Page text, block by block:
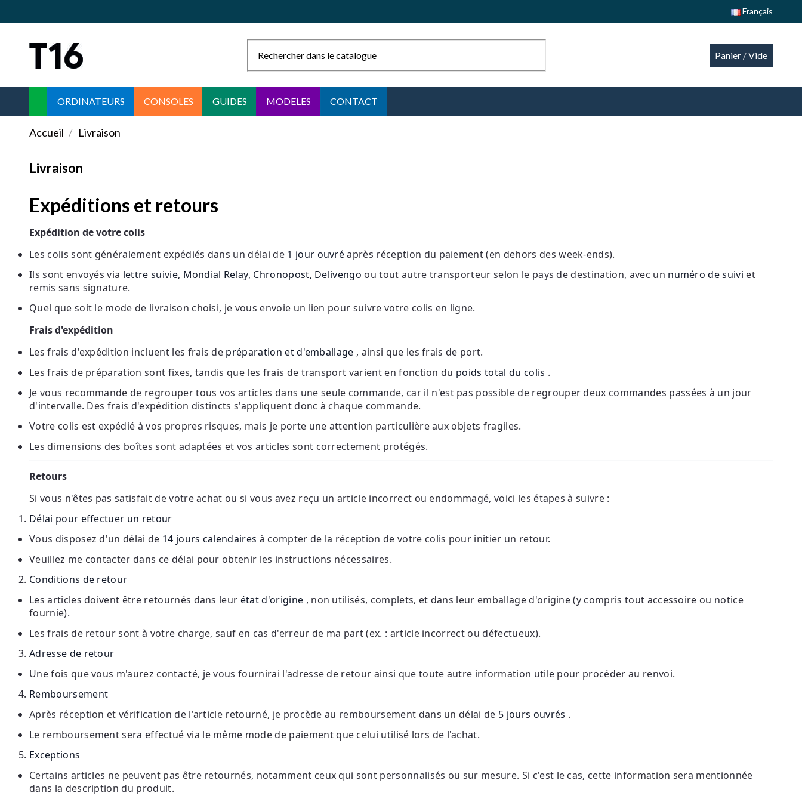
Français
Panier /Vide
ORDINATEURS CONSOLES GUIDES MODELES CONTACT
Accueil Livraison
Livraison
Expéditions et retours
Expédition de votre colis
Les colis sont généralement expédiés dans un délai de 1 jour ouvréaprès réception du paiement (en dehors des week-ends).
Ils sont envoyés via lettre suivie, Mondial Relay, Chronopost, Delivengo ou tout autre transporteur selon le pays de destination, avec un numéro de suivi et
remis sans signature.
Quel que soit le mode de livraison choisi, je vous envoie un lien pour suivre votre colis en ligne.
Frais d'expédition
Les frais d'expédition incluent les frais de préparation et d'emballage , ainsi que les frais de port.
Les frais de préparation sont fixes, tandis que les frais de transport varient en fonction du poids total du colis .
Je vous recommande de regrouper tous vos articles dans une seule commande, car il n'est pas possible de regrouper deux commandes passées à un jour
d'intervalle. Des frais d'expédition distincts s'appliquent donc à chaque commande.
Votre colis est expédié à vos propres risques, mais je porte une attention particulière aux objets fragiles.
Les dimensions des boîtes sont adaptées et vos articles sont correctement protégés.
Retours
Si vous n'êtes pas satisfait de votre achat ou si vous avez reçu un article incorrect ou endommagé, voici les étapes à suivre :
Délai pour effectuer un retour
Vous disposez d'un délai de 14 jours calendaires à compter de la réception de votre colis pour initier un retour.
Veuillez me contacter dans ce délai pour obtenir les instructions nécessaires.
Conditions de retour
Les articles doivent être retournés dans leur état d'origine , non utilisés, complets, et dans leur emballage d'origine (y compris tout accessoire ou notice
fournie).
Les frais de retour sont à votre charge, sauf en cas d'erreur de ma part (ex. : article incorrect ou défectueux).
Adresse de retour
Une fois que vous m'aurez contacté, je vous fournirai l'adresse de retour ainsi que toute autre information utile pour procéder au renvoi.
Remboursement
Après réception et vérification de l'article retourné, je procède au remboursement dans un délai de 5 jours ouvrés .
Le remboursement sera effectué via le même mode de paiement que celui utilisé lors de l'achat.
Exceptions
Certains articles ne peuvent pas être retournés, notamment ceux qui sont personnalisés ou sur mesure. Si c'est le cas, cette information sera mentionnée
dans la description du produit.